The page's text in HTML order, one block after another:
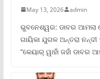
May 13, 2026 admin
ଭୁବନେଶ୍ୱର: ଡାବର
ଗାୟିକା ଯୁଗଳ ଅନ୍ତରା
“କେୟାର୍ ୱାହାଁ ଜହାଁ ଡାବର